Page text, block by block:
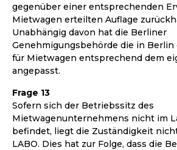
gegenüber einer entsprechenden
Mietwagen erteilten Auflage
Unabhängig davon hat die Berliner
Genehmigungsbehörde die in
für Mietwagen entsprechend dem
angepasst.
Frage 13
Sofern sich der Betriebssitz des
Mietwagenunternehmens nicht im
befindet, liegt die Zuständigkeit
LABO. Dies hat zur Folge, dass die